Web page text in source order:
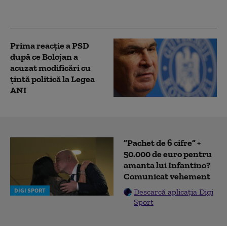
Prima reacție a PSD
după ce Bolojan a
acuzat modificări cu
țintă politică la Legea
ANI
DIGI SPORT
”Pachet de 6 cifre” +
50.000 de euro pentru
amanta lui Infantino?
Comunicat vehement
Descarcă aplicația Digi
Sport